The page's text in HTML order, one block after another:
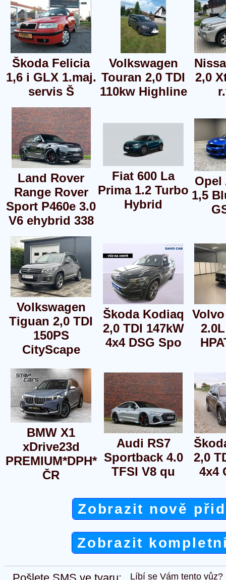
Škoda Felicia
1,6 i GLX 1.maj.
servis Š
Volkswagen
Touran 2,0 TDI
110kw Highline
2,0
Land Rover
Range Rover
Sport P460e 3.0
V6 ehybrid 338
Fiat 600 La
Prima 1.2 Turbo
Hybrid
Opel
1,5
Volkswagen
Tiguan 2,0 TDI
150PS
CityScape
Škoda Kodiaq
2,0 TDI 147kW
4x4 DSG Spo
BMW X1
xDrive23d
PREMIUM*DPH*
ČR
Audi RS7
Sportback 4.0
TFSI V8 qu
2,0
4x4
Zobrazit nově
Zobrazit
Líbí se Vám tento